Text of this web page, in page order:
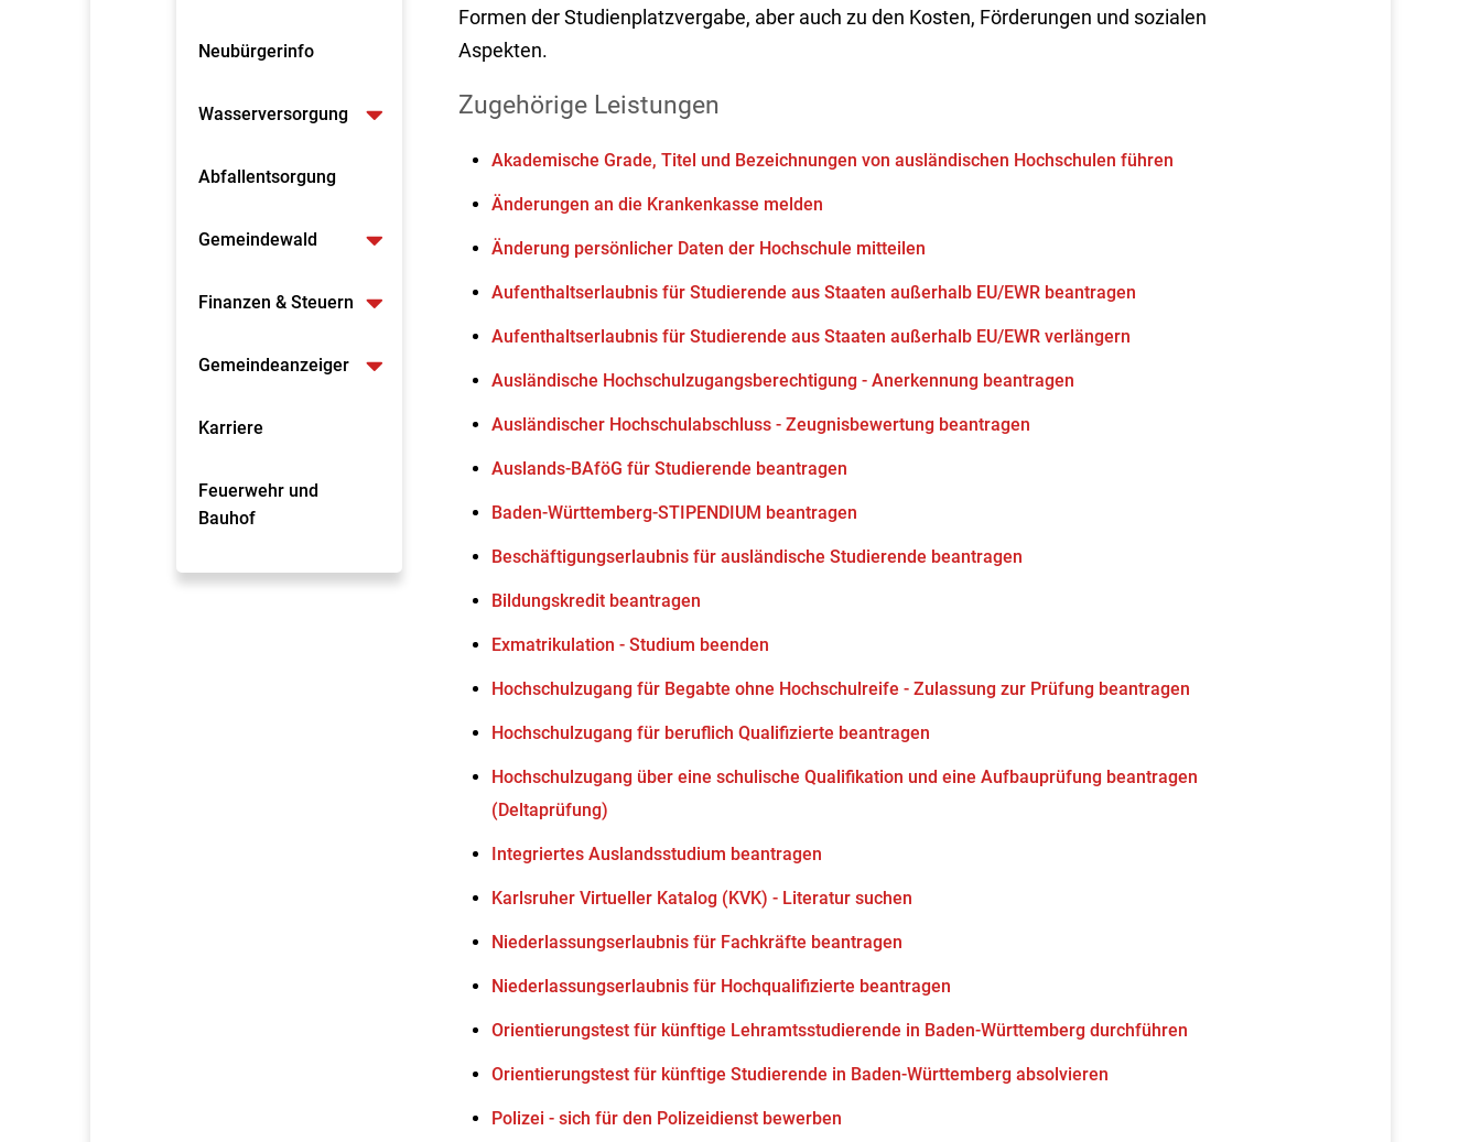
Neubürgerinfo
Wasserversorgung
Abfallentsorgung
Gemeindewald
Finanzen & Steuern
Gemeindeanzeiger
Karriere
Feuerwehr und
Bauhof
Formen der Studienplatzvergabe, aber auch zu den Kosten, Förderungen und sozialen
Aspekten.
Zugehörige Leistungen
Akademische Grade, Titel und Bezeichnungen von ausländischen Hochschulen führen
Änderungen an die Krankenkasse melden
Änderung persönlicher Daten der Hochschule mitteilen
Aufenthaltserlaubnis für Studierende aus Staaten außerhalb EU/EWR beantragen
Aufenthaltserlaubnis für Studierende aus Staaten außerhalb EU/EWR verlängern
Ausländische Hochschulzugangsberechtigung - Anerkennung beantragen
Ausländischer Hochschulabschluss - Zeugnisbewertung beantragen
Auslands-BAföG für Studierende beantragen
Baden-Württemberg-STIPENDIUM beantragen
Beschäftigungserlaubnis für ausländische Studierende beantragen
Bildungskredit beantragen
Exmatrikulation - Studium beenden
Hochschulzugang für Begabte ohne Hochschulreife - Zulassung zur Prüfung beantragen
Hochschulzugang für beruflich Qualifizierte beantragen
Hochschulzugang über eine schulische Qualifikation und eine Aufbauprüfung beantragen
(Deltaprüfung)
Integriertes Auslandsstudium beantragen
Karlsruher Virtueller Katalog (KVK) - Literatur suchen
Niederlassungserlaubnis für Fachkräfte beantragen
Niederlassungserlaubnis für Hochqualifizierte beantragen
Orientierungstest für künftige Lehramtsstudierende in Baden-Württemberg durchführen
Orientierungstest für künftige Studierende in Baden-Württemberg absolvieren
Polizei - sich für den Polizeidienst bewerben